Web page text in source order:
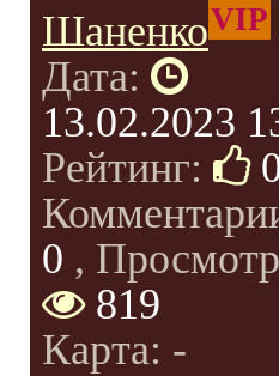
ШаненкоVIP
Дата:
13.02.2023
Рейтинг:
0 ,
819
Карта: -